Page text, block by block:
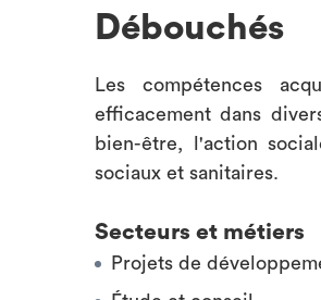
Débouchés
Les compétences
efficacement dans
bien-être, l'action
sociaux et sanitaires.
Secteurs et métiers
Projets de